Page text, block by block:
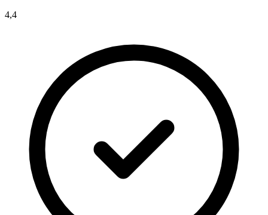
4,4